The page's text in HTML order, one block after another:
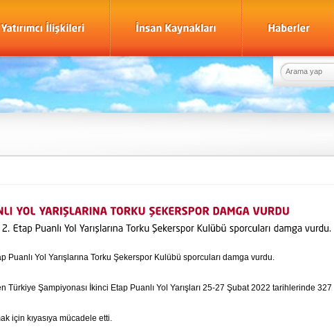
Yol Yarışlarına Torku Şekerspor Kulübü sporcuları damga vurdu.
Şampiyonası İkinci Etap Puanlı Yol Yarışları 25-27 Şubat 2022 tarihlerinde 327
için kıyasıya mücadele etti.